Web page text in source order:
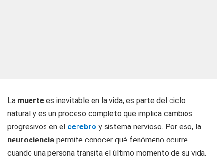
La muerte es inevitable en la vida, es parte del ciclo
natural y es un proceso completo que implica cambios
progresivos en el cerebro y sistema nervioso. Por eso, la
neurociencia permite conocer qué fenómeno ocurre
cuando una persona transita el último momento de su vida.